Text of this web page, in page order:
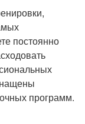
постоянно
программ.